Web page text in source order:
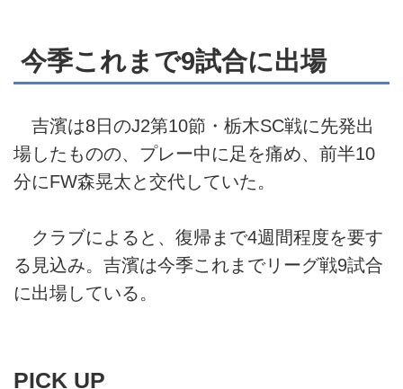
今季これまで9試合に出場
吉濱は8日のJ2第10節・栃木SC戦に先発出
場したものの、プレー中に足を痛め、前半10
分にFW森晃太と交代していた。
クラブによると、復帰まで4週間程度を要す
る見込み。吉濱は今季これまでリーグ戦9試合
に出場している。
PICK UP